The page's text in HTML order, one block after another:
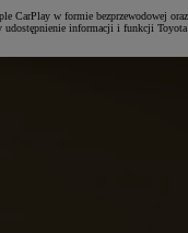
CarPlay w formie bezprzewodowej oraz
udostępnienie informacji i funkcji Toyota